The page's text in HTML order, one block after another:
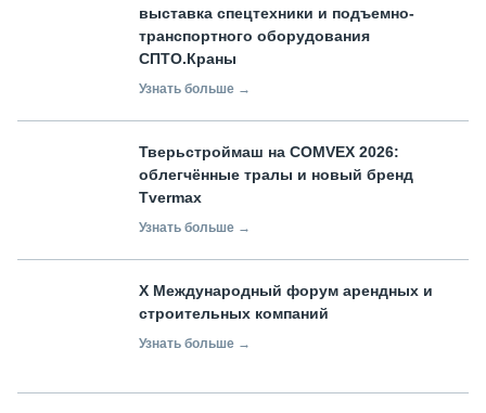
выставка спецтехники и подъемно-
транспортного оборудования
СПТО.Краны
Узнать больше →
Тверьстроймаш на COMVEX 2026:
облегчённые тралы и новый бренд
Tvermax
Узнать больше →
X Международный форум арендных и
строительных компаний
Узнать больше →